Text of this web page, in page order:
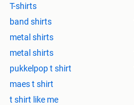
T-shirts
band shirts
metal shirts
metal shirts
pukkelpop t shirt
maes t shirt
t shirt like me